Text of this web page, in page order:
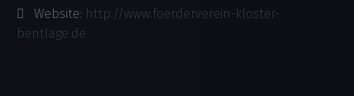
Website: http://www.foerderverein-kloster-
bentlage.de